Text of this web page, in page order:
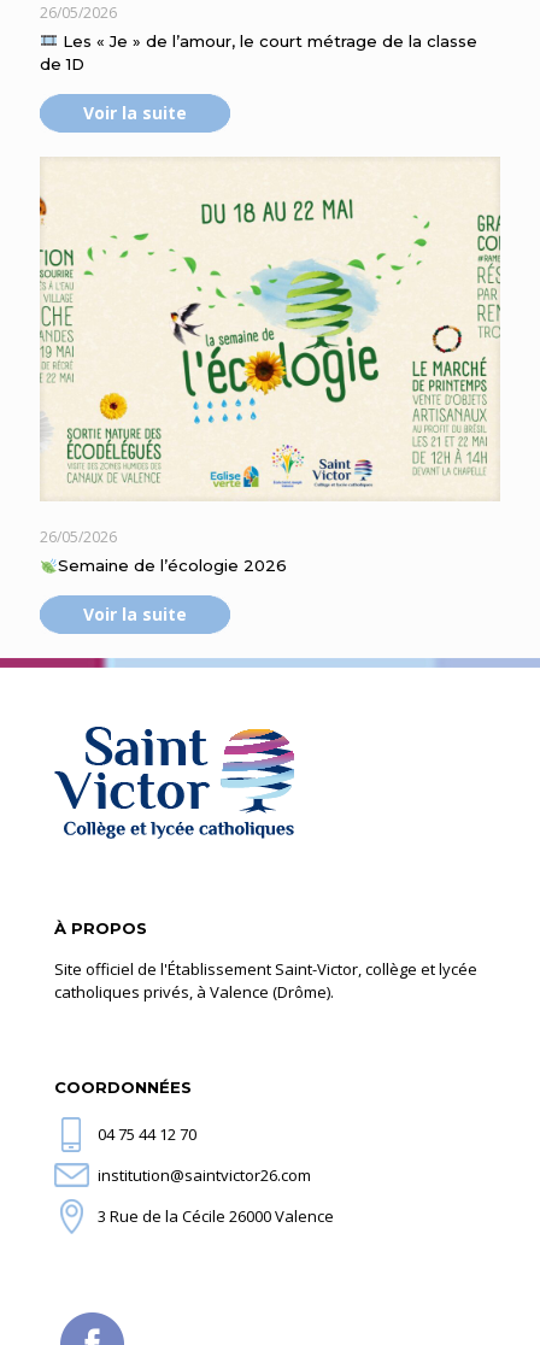
26/05/2026
Les « Je » de l’amour, le court métrage de la classe
de 1D
Voir la suite
26/05/2026
Semaine de l’écologie 2026
Voir la suite
À PROPOS
Site officiel de l'Établissement Saint-Victor, collège et lycée
catholiques privés, à Valence (Drôme).
COORDONNÉES
04 75 44 12 70
institution@saintvictor26.com
3 Rue de la Cécile 26000 Valence